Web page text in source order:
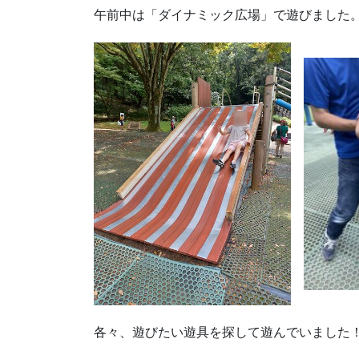
午前中は「ダイナミック広場」で遊びました
各々、遊びたい遊具を探して遊んでいました